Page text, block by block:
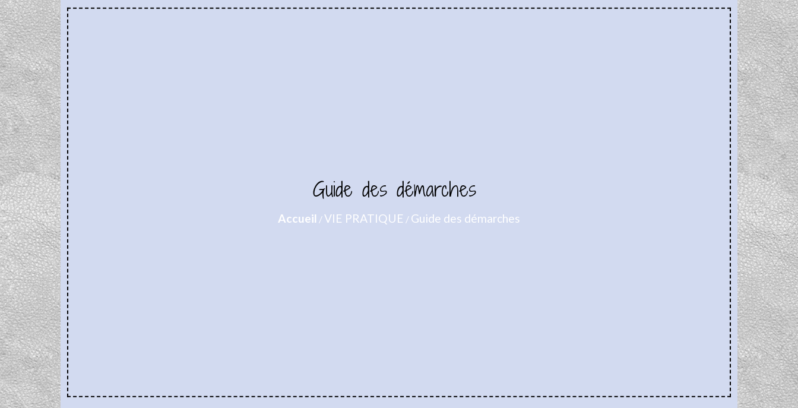
Guide des démarches
Accueil /VIE PRATIQUE / Guide des démarches